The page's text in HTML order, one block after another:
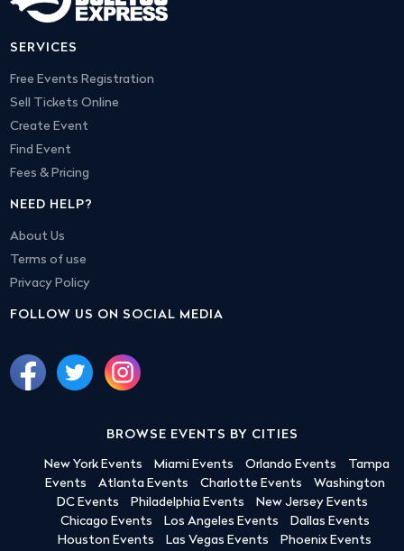
SERVICES
Free Events Registration
Sell Tickets Online
Create Event
Find Event
Fees & Pricing
NEED HELP?
About Us
Terms of use
Privacy Policy
FOLLOW US ON SOCIAL MEDIA
BROWSE EVENTS BY CITIES
New York Events Miami Events Orlando Events
Tampa
Events
Atlanta Events Charlotte Events
Washington
DC Events
Philadelphia Events
New Jersey Events
Chicago Events
Los Angeles Events
Dallas Events
Houston Events
Las Vegas Events
Phoenix Events